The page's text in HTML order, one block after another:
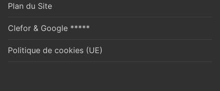
Plan du Site
Clefor & Google *****
Politique de cookies (UE)